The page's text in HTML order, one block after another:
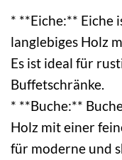
* **Eiche:** Eiche
langlebiges Holz
Es ist ideal für
Buffetschränke.
* **Buche:**
Holz mit einer
für moderne und